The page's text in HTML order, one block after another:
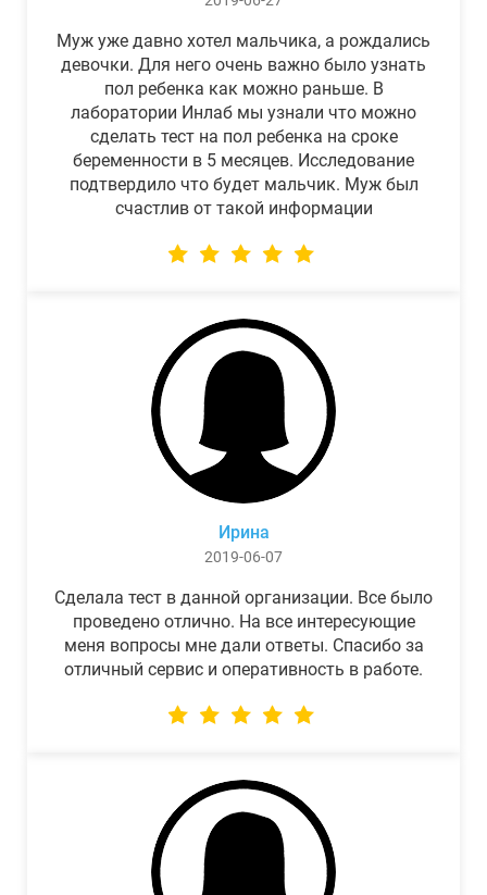
Муж уже давно хотел мальчика, а рождались
девочки. Для него очень важно было узнать
пол ребенка как можно раньше. В
лаборатории Инлаб мы узнали что можно
сделать тест на пол ребенка на сроке
беременности в 5 месяцев. Исследование
подтвердило что будет мальчик. Муж был
счастлив от такой информации
Ирина
2019-06-07
Сделала тест в данной организации. Все было
проведено отлично. На все интересующие
меня вопросы мне дали ответы. Спасибо за
отличный сервис и оперативность в работе.